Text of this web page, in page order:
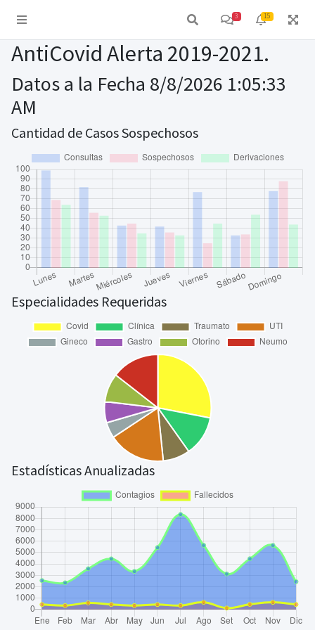
3 15
AntiCovid Alerta 2019-2021.
Datos a la Fecha 8/8/2026 1:05:33
AM
Cantidad de Casos Sospechosos
Especialidades Requeridas
Estadísticas Anualizadas